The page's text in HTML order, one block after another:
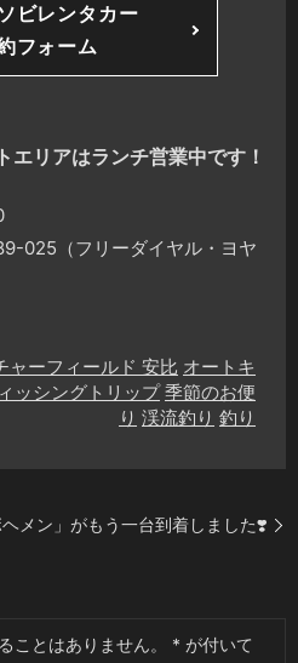
ビレンタカー
フォーム
エリアはランチ営業中です！
025（フリーダイヤル・ヨヤ
ャーフィールド 安比 オートキ
ッシングトリップ 季節のお便
り 渓流釣り 釣り
メン」がもう一台到着しました❣️
ことはありません。 * が付いて